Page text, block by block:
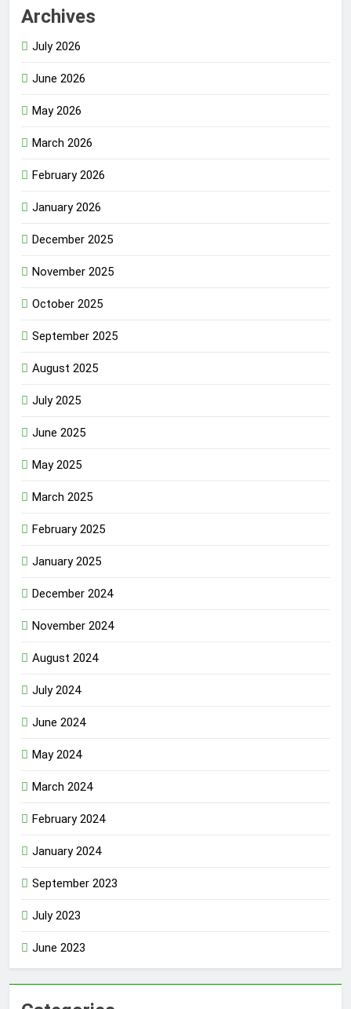
Archives
July 2026
June 2026
May 2026
March 2026
February 2026
January 2026
December 2025
November 2025
October 2025
September 2025
August 2025
July 2025
June 2025
May 2025
March 2025
February 2025
January 2025
December 2024
November 2024
August 2024
July 2024
June 2024
May 2024
March 2024
February 2024
January 2024
September 2023
July 2023
June 2023